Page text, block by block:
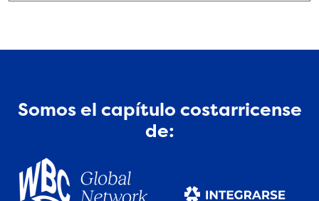
Somos el capítulo costarricense
de: